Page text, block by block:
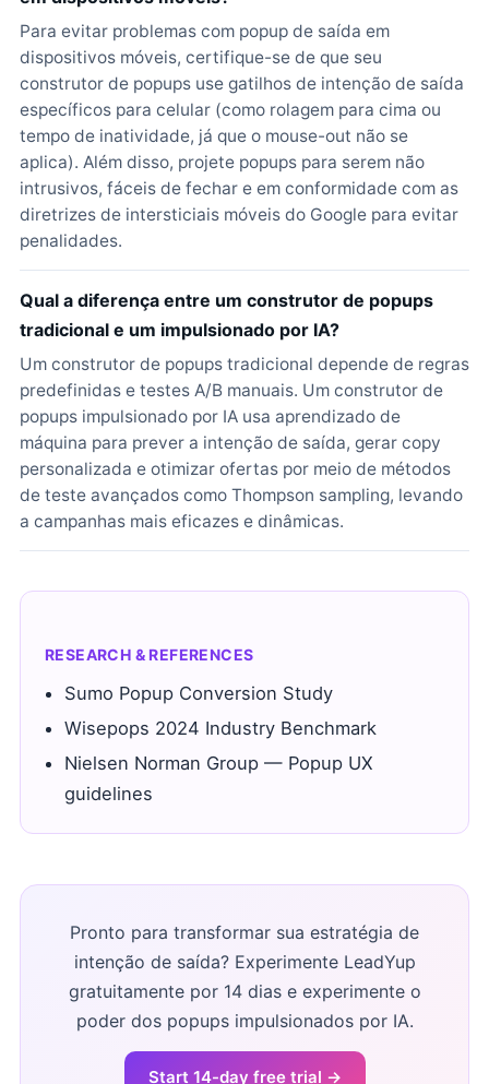
Para evitar problemas com popup de saída em
dispositivos móveis, certifique-se de que seu
construtor de popups use gatilhos de intenção de saída
específicos para celular (como rolagem para cima ou
tempo de inatividade, já que o mouse-out não se
aplica). Além disso, projete popups para serem não
intrusivos, fáceis de fechar e em conformidade com as
diretrizes de intersticiais móveis do Google para evitar
penalidades.
Qual a diferença entre um construtor de popups
tradicional e um impulsionado por IA?
Um construtor de popups tradicional depende de regras
predefinidas e testes A/B manuais. Um construtor de
popups impulsionado por IA usa aprendizado de
máquina para prever a intenção de saída, gerar copy
personalizada e otimizar ofertas por meio de métodos
de teste avançados como Thompson sampling, levando
a campanhas mais eficazes e dinâmicas.
RESEARCH & REFERENCES
Sumo Popup Conversion Study
Wisepops 2024 Industry Benchmark
Nielsen Norman Group — Popup UX
guidelines
Pronto para transformar sua estratégia de
intenção de saída? Experimente LeadYup
gratuitamente por 14 dias e experimente o
poder dos popups impulsionados por IA.
Start 14-day free trial →